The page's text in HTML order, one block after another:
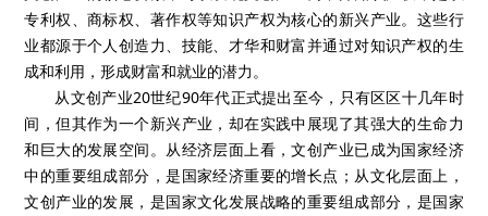
专利权、商标权、著作权等知识产权为核心的新兴产业。这些行
业都源于个人创造力、技能、才华和财富并通过对知识产权的生
成和利用，形成财富和就业的潜力。
从文创产业20世纪90年代正式提出至今，只有区区十几年时
间，但其作为一个新兴产业，却在实践中展现了其强大的生命力
和巨大的发展空间。从经济层面上看，文创产业已成为国家经济
中的重要组成部分，是国家经济重要的增长点；从文化层面上，
文创产业的发展，是国家文化发展战略的重要组成部分，是国家